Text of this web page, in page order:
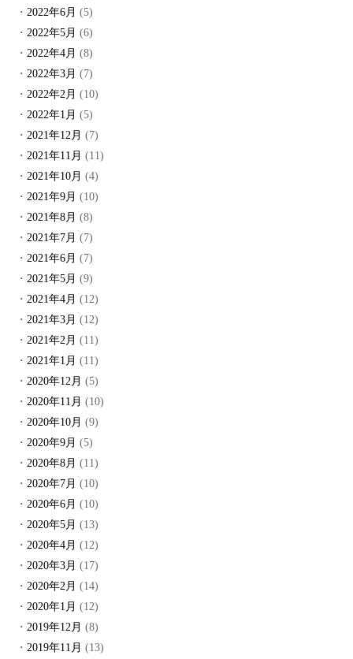
2022年6月 (5)
2022年5月 (6)
2022年4月 (8)
2022年3月 (7)
2022年2月 (10)
2022年1月 (5)
2021年12月 (7)
2021年11月 (11)
2021年10月 (4)
2021年9月 (10)
2021年8月 (8)
2021年7月 (7)
2021年6月 (7)
2021年5月 (9)
2021年4月 (12)
2021年3月 (12)
2021年2月 (11)
2021年1月 (11)
2020年12月 (5)
2020年11月 (10)
2020年10月 (9)
2020年9月 (5)
2020年8月 (11)
2020年7月 (10)
2020年6月 (10)
2020年5月 (13)
2020年4月 (12)
2020年3月 (17)
2020年2月 (14)
2020年1月 (12)
2019年12月 (8)
2019年11月 (13)